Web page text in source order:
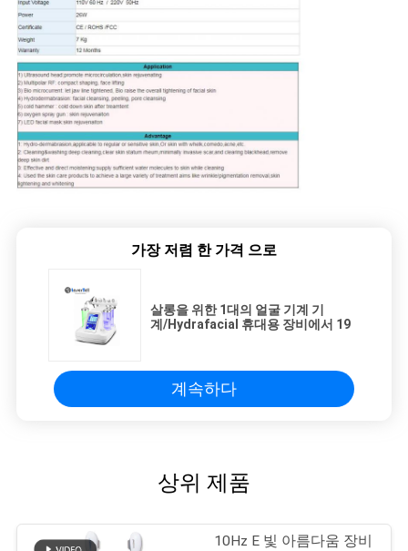
가장 저렴 한 가격 으로
살롱을 위한 1대의 얼굴 기계 기
계/Hydrafacial 휴대용 장비에서 19
계속하다
상위 제품
10Hz E 빛 아름다움 장비